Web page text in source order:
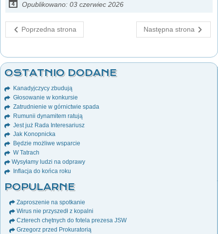
Opublikowano: 03 czerwiec 2026
Poprzedna strona Następna strona
OSTATNIO DODANE
Kanadyjczycy zbudują
Głosowanie w konkursie
Zatrudnienie w górnictwie spada
Rumunii dynamitem ratują
Jest już Rada Interesariusz
Jak Konopnicka
Będzie możliwe wsparcie
W Tatrach
Wysyłamy ludzi na odprawy
Inflacja do końca roku
POPULARNE
Zaproszenie na spotkanie
Wirus nie przyszedł z kopalni
Czterech chętnych do fotela prezesa JSW
Grzegorz przed Prokuratorią